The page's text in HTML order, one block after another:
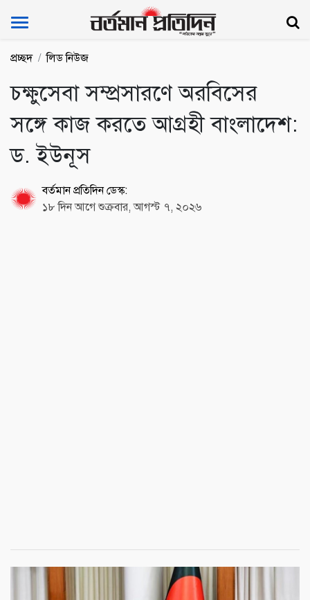
Bartoman Protidin
প্রচ্ছদ লিড নিউজ
চক্ষুসেবা সম্প্রসারণে অরবিসের
সঙ্গে কাজ করতে আগ্রহী বাংলাদেশ:
ড. ইউনূস
বর্তমান প্রতিদিন ডেস্ক:
১৮ দিন আগে শুক্রবার, আগস্ট ৭, ২০২৬